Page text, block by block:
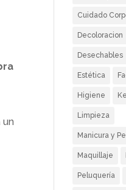
un
Cuidado
Decoloracion
Desechables
Estética
Higiene
Limpieza
Manicura y
Maquillaje
Peluquería